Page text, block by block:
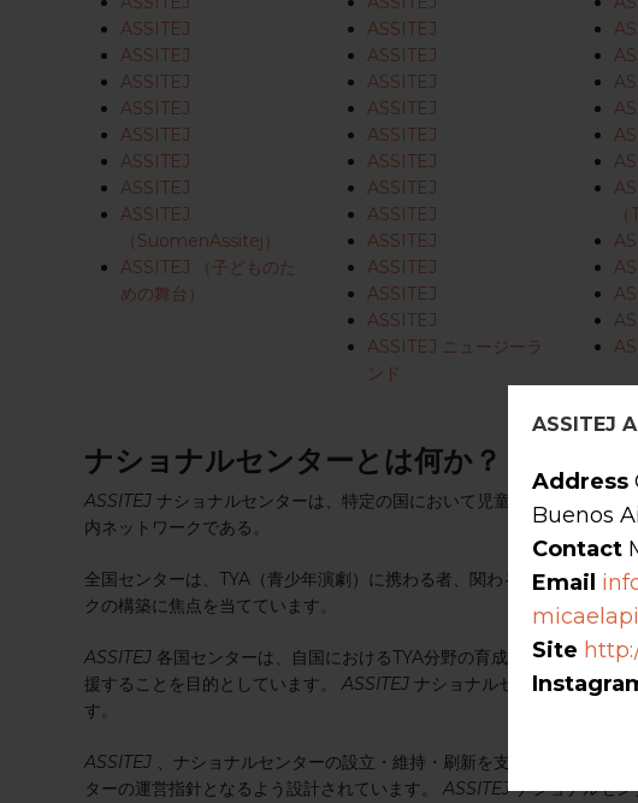
ASSITEJ
Address
Buenos
Contact
Email
Site
ASSITEJ
ASSITEJ
ASSITEJ
ASSITEJ
ASSITEJ
ASSITEJ
ASSITEJ
ASSITEJ
（SuomenAssitej）
ASSITEJ （子どものた
めの舞台）
ASSITEJ
ASSITEJ
ASSITEJ
ASSITEJ
ASSITEJ
ASSITEJ
ASSITEJ
ASSITEJ
ASSITEJ
ASSITEJ
ASSITEJ
ASSITEJ
ASSITEJ ニュージーラ
ンド
ナショナルセンターとは何か？
ASSITEJ ナショナルセンターは、特定の国において児童・青少年向け
内ネットワークである。
全国センターは、TYA（青少年演劇）に携わる者、関わる者、支援す
クの構築に焦点を当てています。
ASSITEJ 各国センターは、自国におけるTYA分野の育成を図ると同時
援することを目的としています。ASSITEJ ナショナルセンターとの連
す。
ASSITEJ 、ナショナルセンターの設立・維持・刷新を支援するため「
ターの運営指針となるよう設計されています。ASSITEJナショナルセン